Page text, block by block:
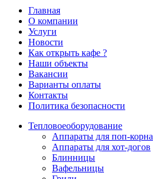
Главная
О компании
Услуги
Новости
Как открыть кафе ?
Наши объекты
Вакансии
Варианты оплаты
Контакты
Политика безопасности
Тепловоеоборудование
Аппараты для поп-корна
Аппараты для хот-догов
Блинницы
Вафельницы